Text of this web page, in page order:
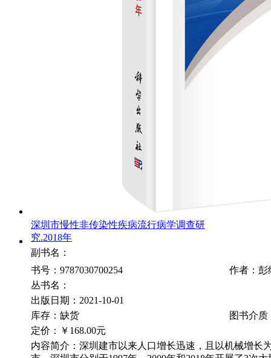
深圳市慢性非传染性疾病流行病学调查研
究.2018年
副书名：
书号：9787030700254
作者：彭
丛书名：
出版日期：2021-10-01
库存：缺货
图书介质
定价：
￥168.00元
内容简介：深圳建市以来人口增长迅速，且以机械增长